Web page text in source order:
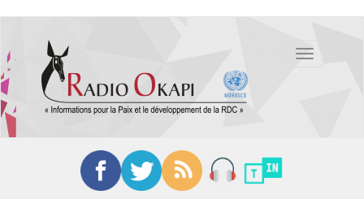
contenu
principal
Toggle